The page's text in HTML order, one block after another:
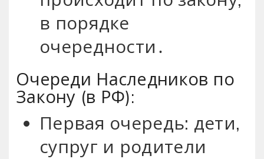
в порядке
очередности․
Очереди Наследников по
Закону (в РФ):
Первая очередь: дети,
супруг и родители